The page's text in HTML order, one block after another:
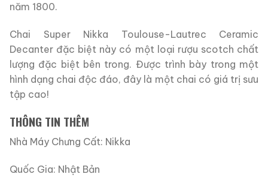
năm 1800.
Chai Super Nikka Toulouse-Lautrec Ceramic
Decanter đặc biệt này có một loại rượu scotch chất
lượng đặc biệt bên trong. Được trình bày trong một
hình dạng chai độc đáo, đây là một chai có giá trị sưu
tập cao!
THÔNG TIN THÊM
Nhà Máy Chưng Cất: Nikka
Quốc Gia: Nhật Bản